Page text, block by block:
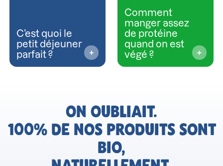
C’est quoi le
petit déjeuner
parfait ?
Comment
manger assez
de protéine
quand on est
végé ?
ON OUBLIAIT.
100% DE NOS PRODUITS SONT
BIO,